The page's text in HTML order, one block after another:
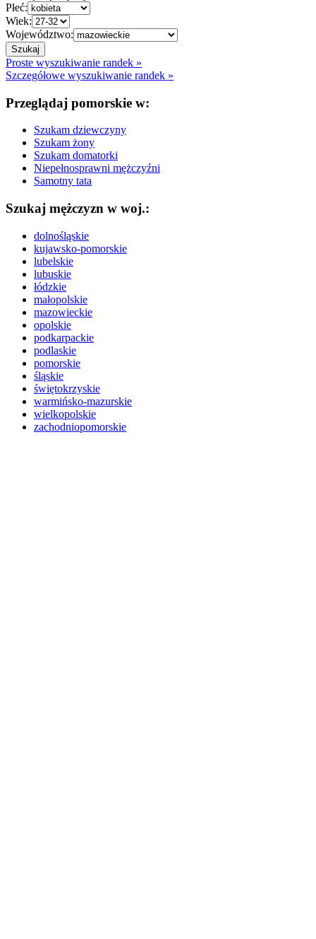
Płeć:
Wiek:
Województwo:
Proste wyszukiwanie randek »
Szczegółowe wyszukiwanie randek »
Przeglądaj pomorskie w:
Szukam dziewczyny
Szukam żony
Szukam domatorki
Niepełnosprawni mężczyźni
Samotny tata
Szukaj mężczyzn w woj.:
dolnośląskie
kujawsko-pomorskie
lubelskie
lubuskie
łódzkie
małopolskie
mazowieckie
opolskie
podkarpackie
podlaskie
pomorskie
śląskie
świętokrzyskie
warmińsko-mazurskie
wielkopolskie
zachodniopomorskie